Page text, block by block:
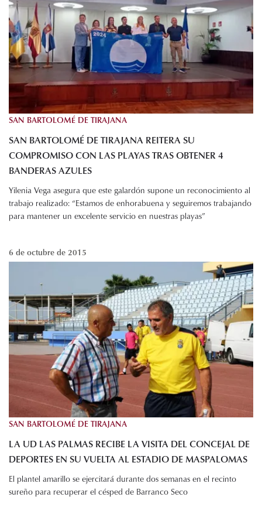
SAN BARTOLOMÉ DE TIRAJANA
SAN BARTOLOMÉ DE TIRAJANA REITERA SU
COMPROMISO CON LAS PLAYAS TRAS OBTENER 4
BANDERAS AZULES
Yilenia Vega asegura que este galardón supone un reconocimiento al
trabajo realizado: “Estamos de enhorabuena y seguiremos trabajando
para mantener un excelente servicio en nuestras playas”
6 de octubre de 2015
SAN BARTOLOMÉ DE TIRAJANA
LA UD LAS PALMAS RECIBE LA VISITA DEL CONCEJAL DE
DEPORTES EN SU VUELTA AL ESTADIO DE MASPALOMAS
El plantel amarillo se ejercitará durante dos semanas en el recinto
sureño para recuperar el césped de Barranco Seco